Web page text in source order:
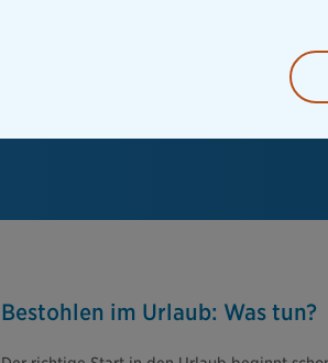
Bestohlen im Urlaub: Was tun?